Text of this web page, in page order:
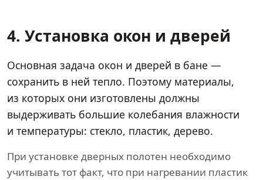
4. Установка окон и дверей
Основная задача окон и дверей в бане —
сохранить в ней тепло. Поэтому материалы,
из которых они изготовлены должны
выдерживать большие колебания влажности
и температуры: стекло, пластик, дерево.
При установке дверных полотен необходимо
учитывать тот факт, что при нагревании пластик